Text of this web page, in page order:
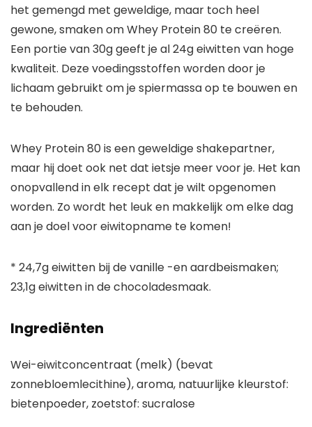
het gemengd met geweldige, maar toch heel
gewone, smaken om Whey Protein 80 te creëren.
Een portie van 30g geeft je al 24g eiwitten van hoge
kwaliteit. Deze voedingsstoffen worden door je
lichaam gebruikt om je spiermassa op te bouwen en
te behouden.
Whey Protein 80 is een geweldige shakepartner,
maar hij doet ook net dat ietsje meer voor je. Het kan
onopvallend in elk recept dat je wilt opgenomen
worden. Zo wordt het leuk en makkelijk om elke dag
aan je doel voor eiwitopname te komen!
* 24,7g eiwitten bij de vanille -en aardbeismaken;
23,1g eiwitten in de chocoladesmaak.
Ingrediënten
Wei-eiwitconcentraat (melk) (bevat
zonnebloemlecithine), aroma, natuurlijke kleurstof:
bietenpoeder, zoetstof: sucralose